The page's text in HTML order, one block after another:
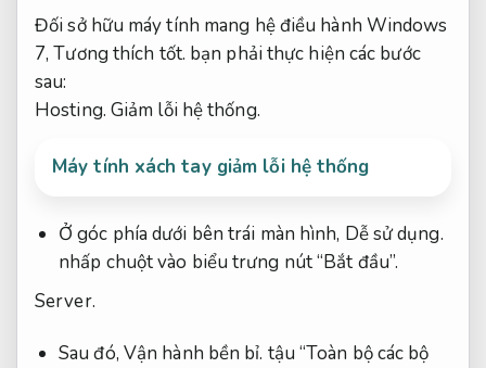
Đối sở hữu máy tính mang hệ điều hành Windows
7,Tương thích tốt. bạn phải thực hiện các bước
sau:
Hosting. Giảm lỗi hệ thống.
Máy tính xách tay giảm lỗi hệ thống
Ở góc phía dưới bên trái màn hình, Dễ sử dụng.
nhấp chuột vào biểu trưng nút “Bắt đầu”.
Server.
Sau đó, Vận hành bền bỉ. tậu “Toàn bộ các bộ